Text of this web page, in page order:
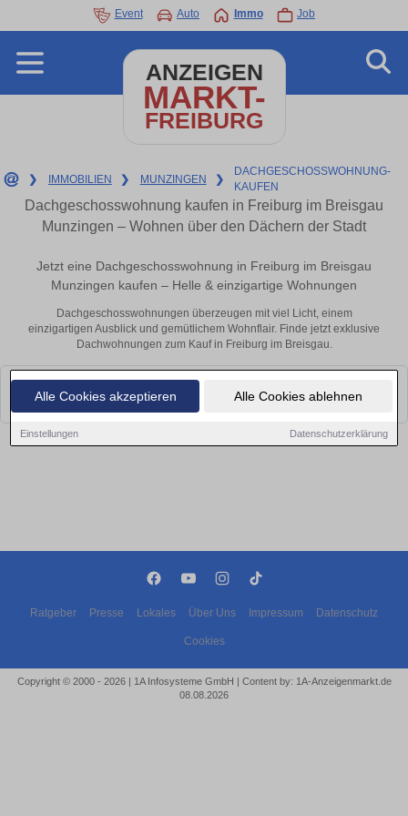
Alle Cookies akzeptieren Alle Cookies ablehnen
Einstellungen Datenschutzerklärung
Event Auto Immo Job
ANZEIGEN
MARKT-
FREIBURG
❯ IMMOBILIEN ❯ MUNZINGEN ❯
DACHGESCHOSSWOHNUNG-
KAUFEN
Dachgeschosswohnung kaufen in Freiburg im Breisgau
Munzingen – Wohnen über den Dächern der Stadt
Jetzt eine Dachgeschosswohnung in Freiburg im Breisgau
Munzingen kaufen – Helle & einzigartige Wohnungen
Dachgeschosswohnungen überzeugen mit viel Licht, einem
einzigartigen Ausblick und gemütlichem Wohnflair. Finde jetzt exklusive
Dachwohnungen zum Kauf in Freiburg im Breisgau.
Leider konnten wir derzeit keine passenden Objekte finden. Schauen Sie
bald wieder vorbei!
Ratgeber Presse Lokales Über Uns Impressum Datenschutz
Cookies
Copyright © 2000 - 2026 | 1A Infosysteme GmbH | Content by: 1A-Anzeigenmarkt.de
08.08.2026